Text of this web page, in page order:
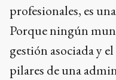
profesionales, es
Porque ningún
gestión asociada y
pilares de una